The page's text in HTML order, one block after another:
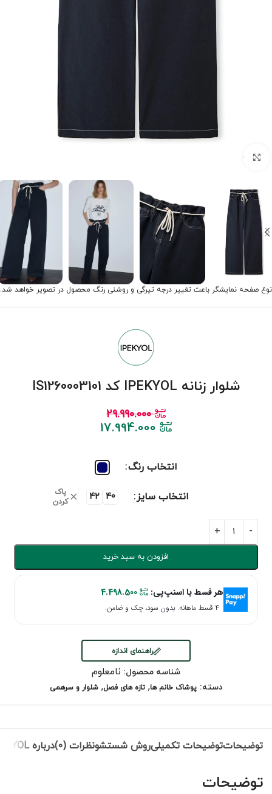
برای بزرگنمایی کلیک کنید
نوع صفحه نمایشگر باعث تغییر درجه تیرگی و روشنی رنگ محصول در تصویر خواهد شد.
شلوار زنانه IPEKYOL کد IS1260003101
29.990.000
17.994.000
انتخاب رنگ
انتخاب سایز 40
42
پاک
کردن
افزودن به سبد خرید
هر قسط با اسنپ‌پی: 4.498.500
۴ قسط ماهانه. بدون سود، چک و ضامن.
راهنمای اندازه
شناسه محصول: نامعلوم
دسته: پوشاک خانم ها, تازه های فصل, شلوار و سرهمی
توضیحاتتوضیحات تکمیلیروش شستشونظرات (0) درباره IPEKYOL
توضیحات